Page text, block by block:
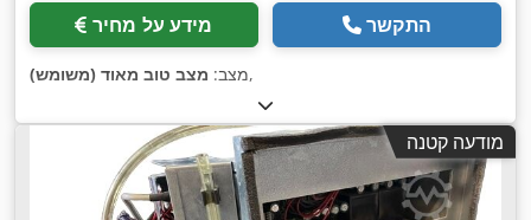
מידע על מחיר התקשר
מצב: מצב טוב מאוד (משומש) ,
מודעה קטנה